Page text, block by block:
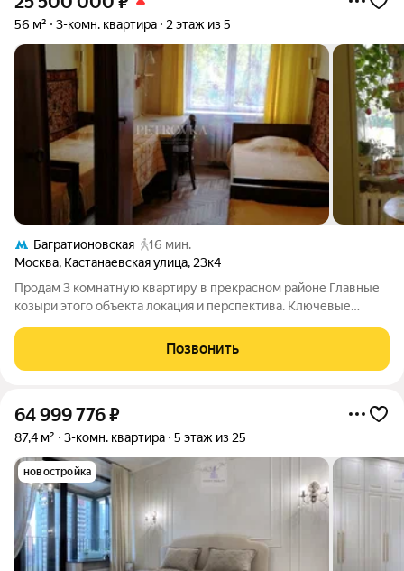
56 м² 3-комн. квартира 2 этаж из 5
Багратионовская
16 мин.
Москва, Кастанаевская улица, 23к4
Продам 3 комнатную квартиру в прекрасном районе Главные
козыри этого объекта локация и перспектива. Ключевые
доступности (5-7 минут). 2. Тихий двор: Окна выходят во двор,
полностью исключен
Позвонить
64 999 776₽
87,4 м² 3-комн. квартира 5 этаж из 25
новостройка